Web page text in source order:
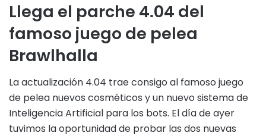
Llega el parche 4.04 del
famoso juego de pelea
Brawlhalla
La actualización 4.04 trae consigo al famoso juego
de pelea nuevos cosméticos y un nuevo sistema de
Inteligencia Artificial para los bots. El día de ayer
tuvimos la oportunidad de probar las dos nuevas